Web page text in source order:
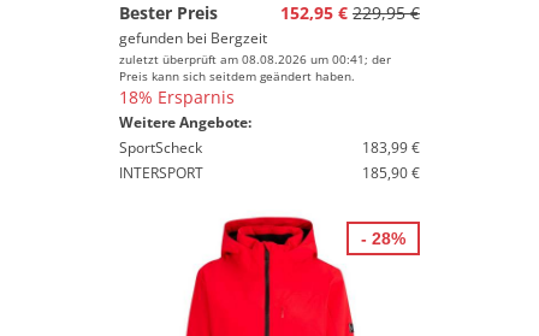
Bester Preis
152,95 € 229,95 €
gefunden bei Bergzeit
zuletzt überprüft am 08.08.2026 um 00:41; der
Preis kann sich seitdem geändert haben.
18% Ersparnis
Weitere Angebote:
SportScheck
183,99 €
INTERSPORT
185,90 €
- 28%